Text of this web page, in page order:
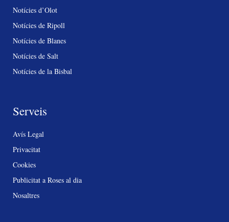
Notícies d’Olot
Notícies de Ripoll
Notícies de Blanes
Notícies de Salt
Notícies de la Bisbal
Serveis
Avís Legal
Privacitat
Cookies
Publicitat a Roses al dia
Nosaltres